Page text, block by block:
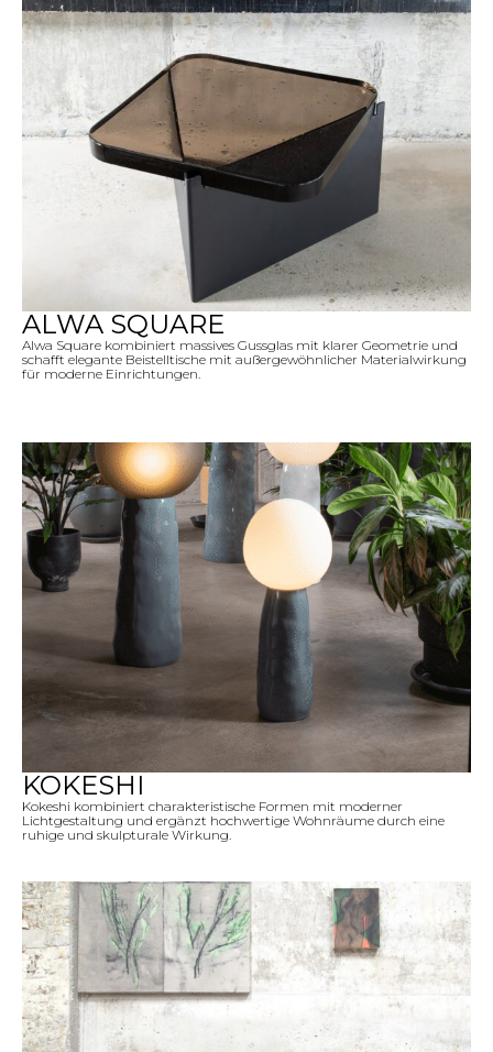
ALWA SQUARE
Alwa Square kombiniert massives Gussglas mit klarer Geometrie und
schafft elegante Beistelltische mit außergewöhnlicher Materialwirkung
für moderne Einrichtungen.
KOKESHI
Kokeshi kombiniert charakteristische Formen mit moderner
Lichtgestaltung und ergänzt hochwertige Wohnräume durch eine
ruhige und skulpturale Wirkung.